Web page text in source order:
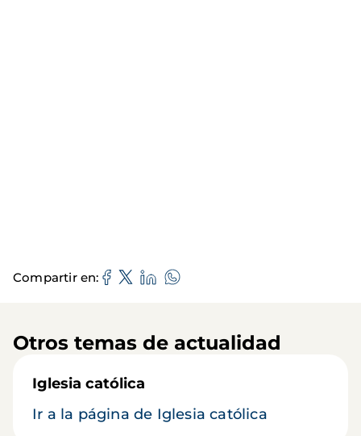
Compartir en
Otros temas de actualidad
Iglesia católica
Ir a la página de Iglesia católica